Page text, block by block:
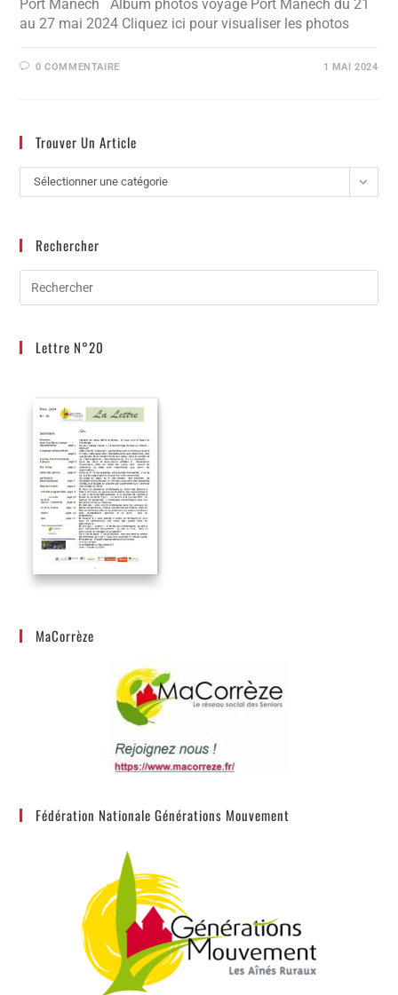
Port Manech Album photos voyage Port Manech du 21
au 27 mai 2024 Cliquez ici pour visualiser les photos
0 COMMENTAIRE 1 MAI 2024
Trouver Un Article
Sélectionner une catégorie
Rechercher
Lettre N°20
MaCorrèze
Fédération Nationale Générations Mouvement